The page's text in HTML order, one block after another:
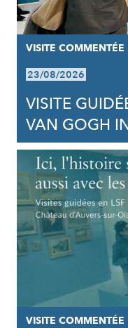
VISITE COMMENTÉE
23/08/2026
VISITE
VAN GOGH
VISITE COMMENTÉE